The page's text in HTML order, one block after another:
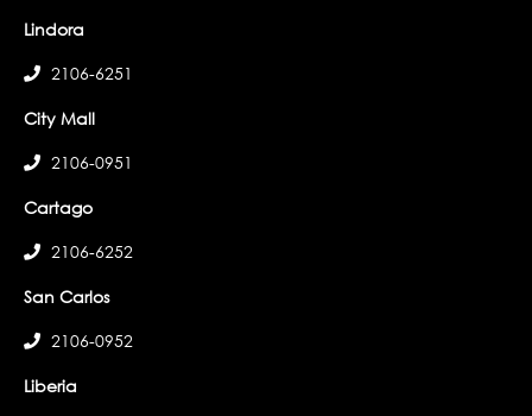
Lindora
2106-6251
City Mall
2106-0951
Cartago
2106-6252
San Carlos
2106-0952
Liberia